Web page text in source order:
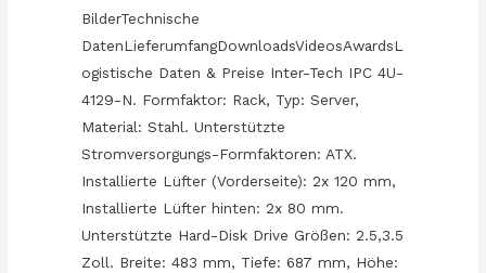
BilderTechnische
DatenLieferumfangDownloadsVideosAwardsL
ogistische Daten & Preise Inter-Tech IPC 4U-
4129-N. Formfaktor: Rack, Typ: Server,
Material: Stahl. Unterstützte
Stromversorgungs-Formfaktoren: ATX.
Installierte Lüfter (Vorderseite): 2x 120 mm,
Installierte Lüfter hinten: 2x 80 mm.
Unterstützte Hard-Disk Drive Größen: 2.5,3.5
Zoll. Breite: 483 mm, Tiefe: 687 mm, Höhe: